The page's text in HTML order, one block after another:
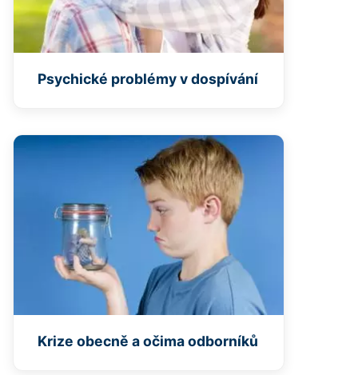
Psychické problémy v dospívání
Krize obecně a očima odborníků